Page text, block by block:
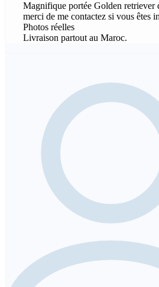
Magnifique portée Golden retriever
merci de me contactez si vous êtes
Photos réelles
Livraison partout au Maroc.